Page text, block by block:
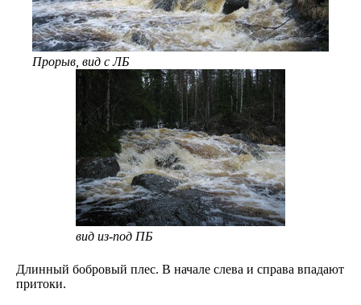
Прорыв, вид с ЛБ
вид из-под ПБ
Длинный бобровый плес. В начале слева и справа впадают
притоки.